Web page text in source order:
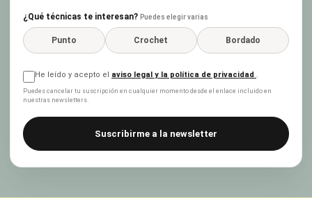
¿Qué técnicas te interesan? Puedes elegir varias
Punto Crochet Bordado
He leído y acepto el aviso legal y la política de privacidad .
Puedes cancelar tu suscripción en cualquier momento desde el enlace incluido en
nuestras newsletters.
Suscribirme a la newsletter